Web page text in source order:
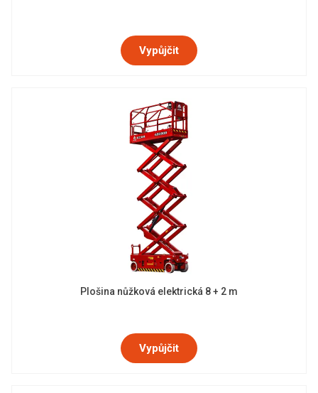
Vypůjčit
Plošina nůžková elektrická 8 + 2 m
Vypůjčit